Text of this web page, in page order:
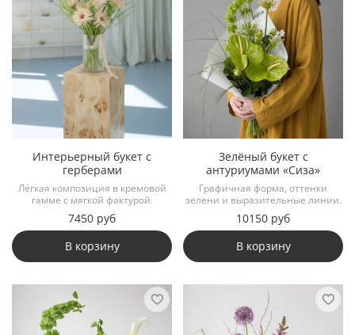
Интерьерный букет с
герберами
Лёгкая композиция в кремовой
гамме с мягкой фактурой.
7450 руб
В корзину
Зелёный букет с
антуриумами «Сиза»
Графичная форма, оттенки
зелени и выразительные линии.
10150 руб
В корзину